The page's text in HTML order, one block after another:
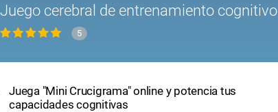
Juego cerebral de entrenamiento cognitivo
5
Juega "Mini Crucigrama" online y potencia tus
capacidades cognitivas